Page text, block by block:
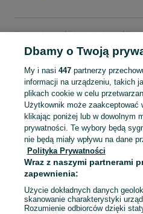
Strona główna Zdrowie i Uroda
Wody perfumowane - Podlaskie
KATEGORIA
Mapa kategorii
Mapa miejscowości
Mapa ministron
Popularne wyszukiwania
Dbamy o Twoją
My i nasi 447partnerzy
informacji na urządzeniu, takich
plikach cookie w celu
Użytkownik może zaakceptować
klikając poniżej lub w dowolnym
prywatności. Te wybory będą
nie będą miały wpływu na dane
Polityka Prywatności
Wraz z naszymi partnerami
zapewnienia:
Użycie dokładnych danych
skanowanie charakterystyki
Rozumienie odbiorców dzięki